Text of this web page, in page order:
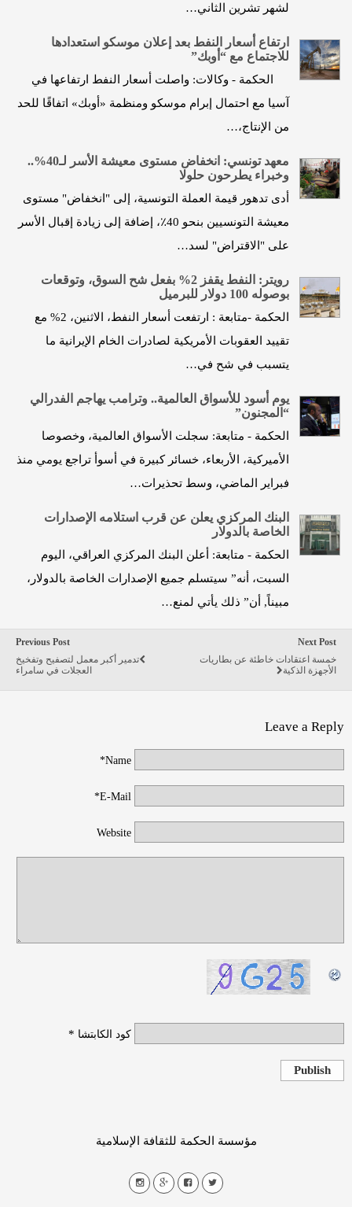
لشهر تشرين الثاني…
ارتفاع أسعار النفط بعد إعلان موسكو استعدادها
للاجتماع مع “أوبك”
الحكمة - وكالات: واصلت أسعار النفط ارتفاعها في
آسيا مع احتمال إبرام موسكو ومنظمة «أوبك» اتفاقًا للحد
من الإنتاج،…
معهد تونسي: انخفاض مستوى معيشة الأسر لـ40%..
وخبراء يطرحون حلولا
أدى تدهور قيمة العملة التونسية، إلى "انخفاض" مستوى
معيشة التونسيين بنحو 40٪، إضافة إلى زيادة إقبال الأسر
على "الاقتراض" لسد…
رويتر: النفط يقفز 2% بفعل شح السوق، وتوقعات
بوصوله 100 دولار للبرميل‎
الحكمة -متابعة : ارتفعت أسعار النفط، الاثنين، 2% مع
تقييد العقوبات الأمريكية لصادرات الخام الإيرانية ما
يتسبب في شح في…
يوم أسود للأسواق العالمية.. وترامب يهاجم الفدرالي
“المجنون”
الحكمة - متابعة: سجلت الأسواق العالمية، وخصوصا
الأميركية، الأربعاء، خسائر كبيرة في أسوأ تراجع يومي منذ
فبراير الماضي، وسط تحذيرات…
البنك المركزي يعلن عن قرب استلامه الإصدارات
الخاصة بالدولار
الحكمة - متابعة: أعلن البنك المركزي العراقي، اليوم
السبت، أنه” سيتسلم جميع الإصدارات الخاصة بالدولار،
مبيناً, أن” ذلك يأتي لمنع…
Previous Post
تدمير أكبر معمل لتصفيح وتفخيخ
العجلات في سامراء
Next Post
خمسة اعتقادات خاطئة عن بطاريات
الأجهزة الذكية
Leave a Reply
Name*
E-Mail*
Website
كود الكابتشا *
Publish
مؤسسة الحكمة للثقافة الإسلامية